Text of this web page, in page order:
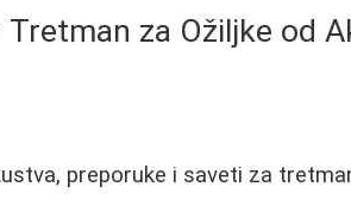
za Ožiljke od
preporuke i saveti za